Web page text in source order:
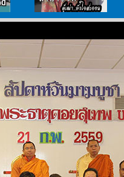
ลำนำ..ชีวิต